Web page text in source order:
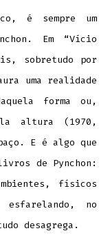
é sempre um
Em “Vício
sobretudo por
uma realidade
forma ou,
altura (1970,
E é algo que
de Pynchon:
físicos
no
desagrega.